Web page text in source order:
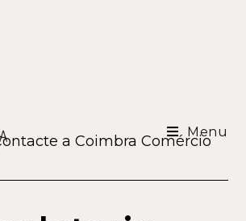
Menu
a Coimbra Comércio